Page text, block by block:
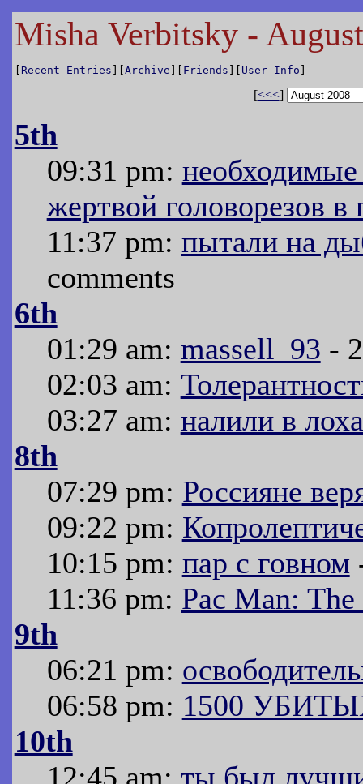
Misha Verbitsky -
[ Recent Entries ][Archive ][ Friends ][ User Info ]
[<<<]
5th
09:31 pm: необходимые
жертвой головорезов в
11:37 pm: пытали на
comments
6th
01:29 am: massell_93 -
02:03 am:
03:27 am: налили в
8th
07:29 pm: Россияне
09:22 pm:
10:15 pm: пар с говном
11:36 pm: Pac Man:
9th
06:21 pm:
06:58 pm: 1500
10th
12:45 am: ты был